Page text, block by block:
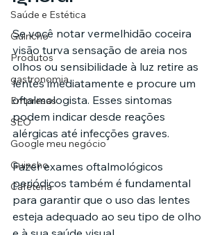
Saúde e Estética
Guincho
Produtos
gastronomia
Empresas
SEO
Google meu negócio
Guincho
Cafeteria
Se você notar vermelhidão coceira
visão turva sensação de areia nos
olhos ou sensibilidade à luz retire as
lentes imediatamente e procure um
oftalmologista. Esses sintomas
podem indicar desde reações
alérgicas até infecções graves.
Fazer exames oftalmológicos
periódicos também é fundamental
para garantir que o uso das lentes
esteja adequado ao seu tipo de olho